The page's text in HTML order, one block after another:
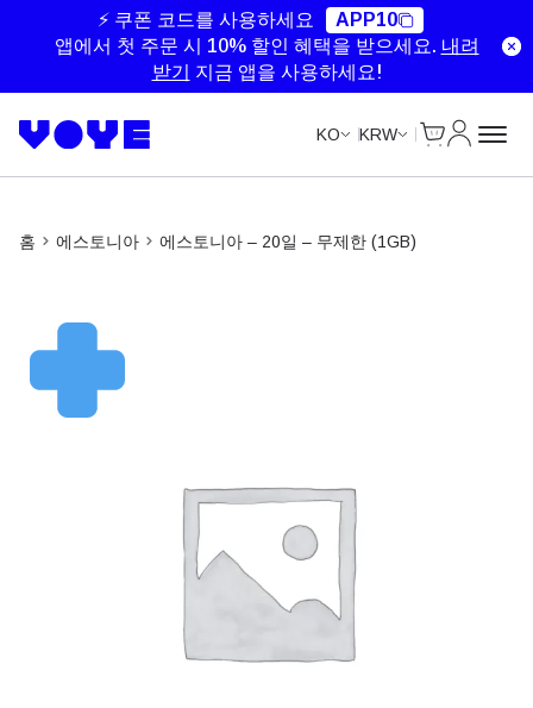
⚡ 쿠폰 코드를 사용하세요
APP10
앱에서 첫 주문 시 10% 할인 혜택을 받으세요. 내려
받기
지금 앱을 사용하세요!
KO KRW
홈 에스토니아 에스토니아 – 20일 – 무제한 (1GB)
Unlimited Data
Unlimited Data
Unlimited Data
Unlimited Data